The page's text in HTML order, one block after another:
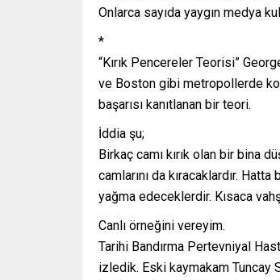
Onlarca sayıda yaygın medya
*
“Kırık Pencereler Teorisi”
ve Boston gibi metropollerde
başarısı kanıtlanan bir teori.
İddia şu;
Birkaç camı kırık olan bir bina
camlarını da kıracaklardır.
yağma edeceklerdir. Kısaca
Canlı örneğini vereyim.
Tarihi Bandırma Pertevniyal
izledik. Eski kaymakam Tuncay